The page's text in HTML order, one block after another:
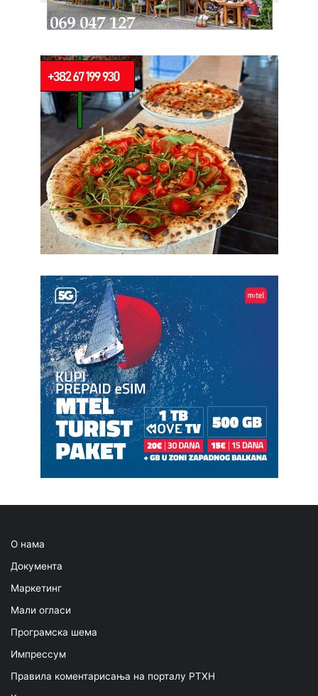
О нама
Документа
Маркетинг
Мали огласи
Програмска шема
Импрессум
Правила коментарисања на порталу РТХН